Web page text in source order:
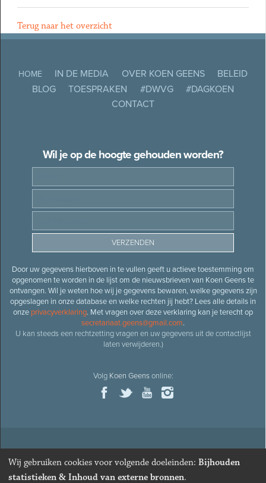
Terug naar het overzicht
HOME IN DE MEDIA OVER KOEN GEENS
BELEID
BLOG
TOESPRAKEN #DWVG
#DAGKOEN
CONTACT
Wil je op de hoogte gehouden worden?
Door uw gegevens hierboven in te vullen geeft u actieve toestemming om
opgenomen te worden in de lijst om de nieuwsbrieven van Koen Geens te
ontvangen. Wil je weten hoe wij je gegevens bewaren, welke gegevens zijn
opgeslagen in onze database en welke rechten jij hebt? Lees alle details in
onze privacyverklaring. Met vragen over deze verklaring kan je terecht op
secretariaat.geens@gmail.com.
U kan steeds een rechtzetting vragen en uw gegevens uit de contactlijst
laten verwijderen.)
Volg Koen Geensonline:
© 2026Oud-minister en ere-volksvertegenwoordiger Koen
· Alle rechten voorbehouden · Cookies wijzigen
Wij gebruiken cookies voor volgende doeleinden: Bijhouden
statistieken & Inhoud van externe bronnen.